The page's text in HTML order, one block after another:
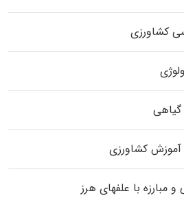
کشاورزی
گیاهی
آموزش کشاورزی
مبارزه با علفهای هرز